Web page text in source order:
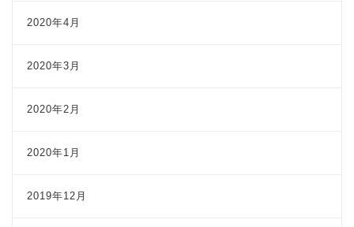
2020年4月
2020年3月
2020年2月
2020年1月
2019年12月